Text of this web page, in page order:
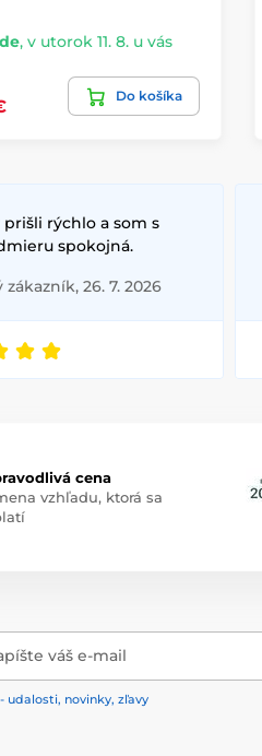
, v utorok 11. 8. u vás
Do košíka
prišli rýchlo a som s
spokojná.
26. 7. 2026
cena
vzhľadu, ktorá sa
váš e-mail
udalosti, novinky, zľavy